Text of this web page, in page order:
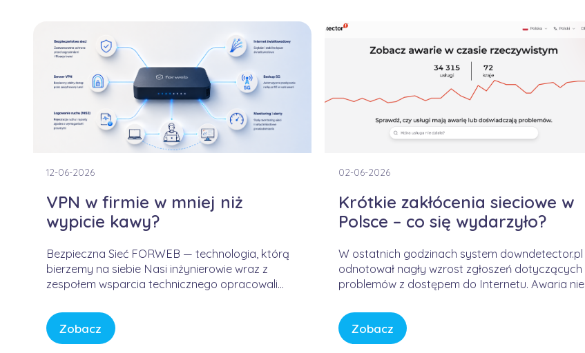
12-06-2026
VPN w firmie w mniej niż
wypicie kawy?
Bezpieczna Sieć FORWEB — technologia, którą
bierzemy na siebie Nasi inżynierowie wraz z
zespołem wsparcia technicznego opracowali
sposób bezpieczny, wygodny i przewidywalny.
Bez samodzielnego konfigurowania
skomplikowanych urządzeń, bez studiowania
Zobacz
02-06-2026
Krótkie zakłócenia sieciowe w
Polsce – co się wydarzyło?
W ostatnich godzinach system downdetector.pl
odnotował nagły wzrost zgłoszeń dotyczących
problemów z dostępem do Internetu. Awaria nie
FORWEB, lecz wynikała z przejściowego błędu w
globalnej infrastrukturze trasowania danych.
Internet przypomina sieć autostrad – gdy na
Zobacz